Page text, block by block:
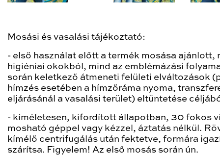
Mosási és vasalási tájékoztató:
- első használat előtt a termék mosása ajánlott,
higiéniai okokból, mind az emblémázási
során keletkező átmeneti felületi elváltozások
hímzés esetében a hímzőráma nyoma,
eljárásánál a vasalási terület) eltüntetése
- kíméletesen, kifordított állapotban, 30 fokos
mosható géppel vagy kézzel, áztatás nélkül.
kímélő centrifugálás után fektetve, formára
szárítsa. Figyelem! Az első mosás során ún.